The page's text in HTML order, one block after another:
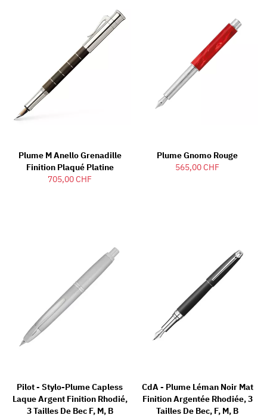
Plume M Anello Grenadille
Finition Plaqué Platine
705,00 CHF
Plume Gnomo Rouge
565,00 CHF
Pilot - Stylo-Plume Capless
Laque Argent Finition Rhodié,
3 Tailles De Bec F, M, B
CdA - Plume Léman Noir Mat
Finition Argentée Rhodiée, 3
Tailles De Bec, F, M, B